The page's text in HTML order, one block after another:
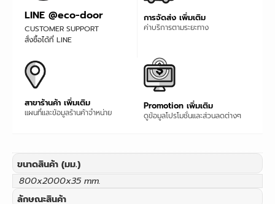
LINE @eco-door
CUSTOMER SUPPORT
สั่งซื้อได้ที่ LINE
การจัดส่ง เพิ่มเติม
ค่าบริการตามระยะทาง
สาขาร้านค้า เพิ่มเติม
แผนที่และข้อมูลร้านค้าจำหน่าย
Promotion เพิ่มเติม
ดูข้อมูลโปรโมชั่นและส่วนลดต่างๆ
ขนาดสินค้า (มม.)
800x2000x35 mm.
ลักษณะสินค้า